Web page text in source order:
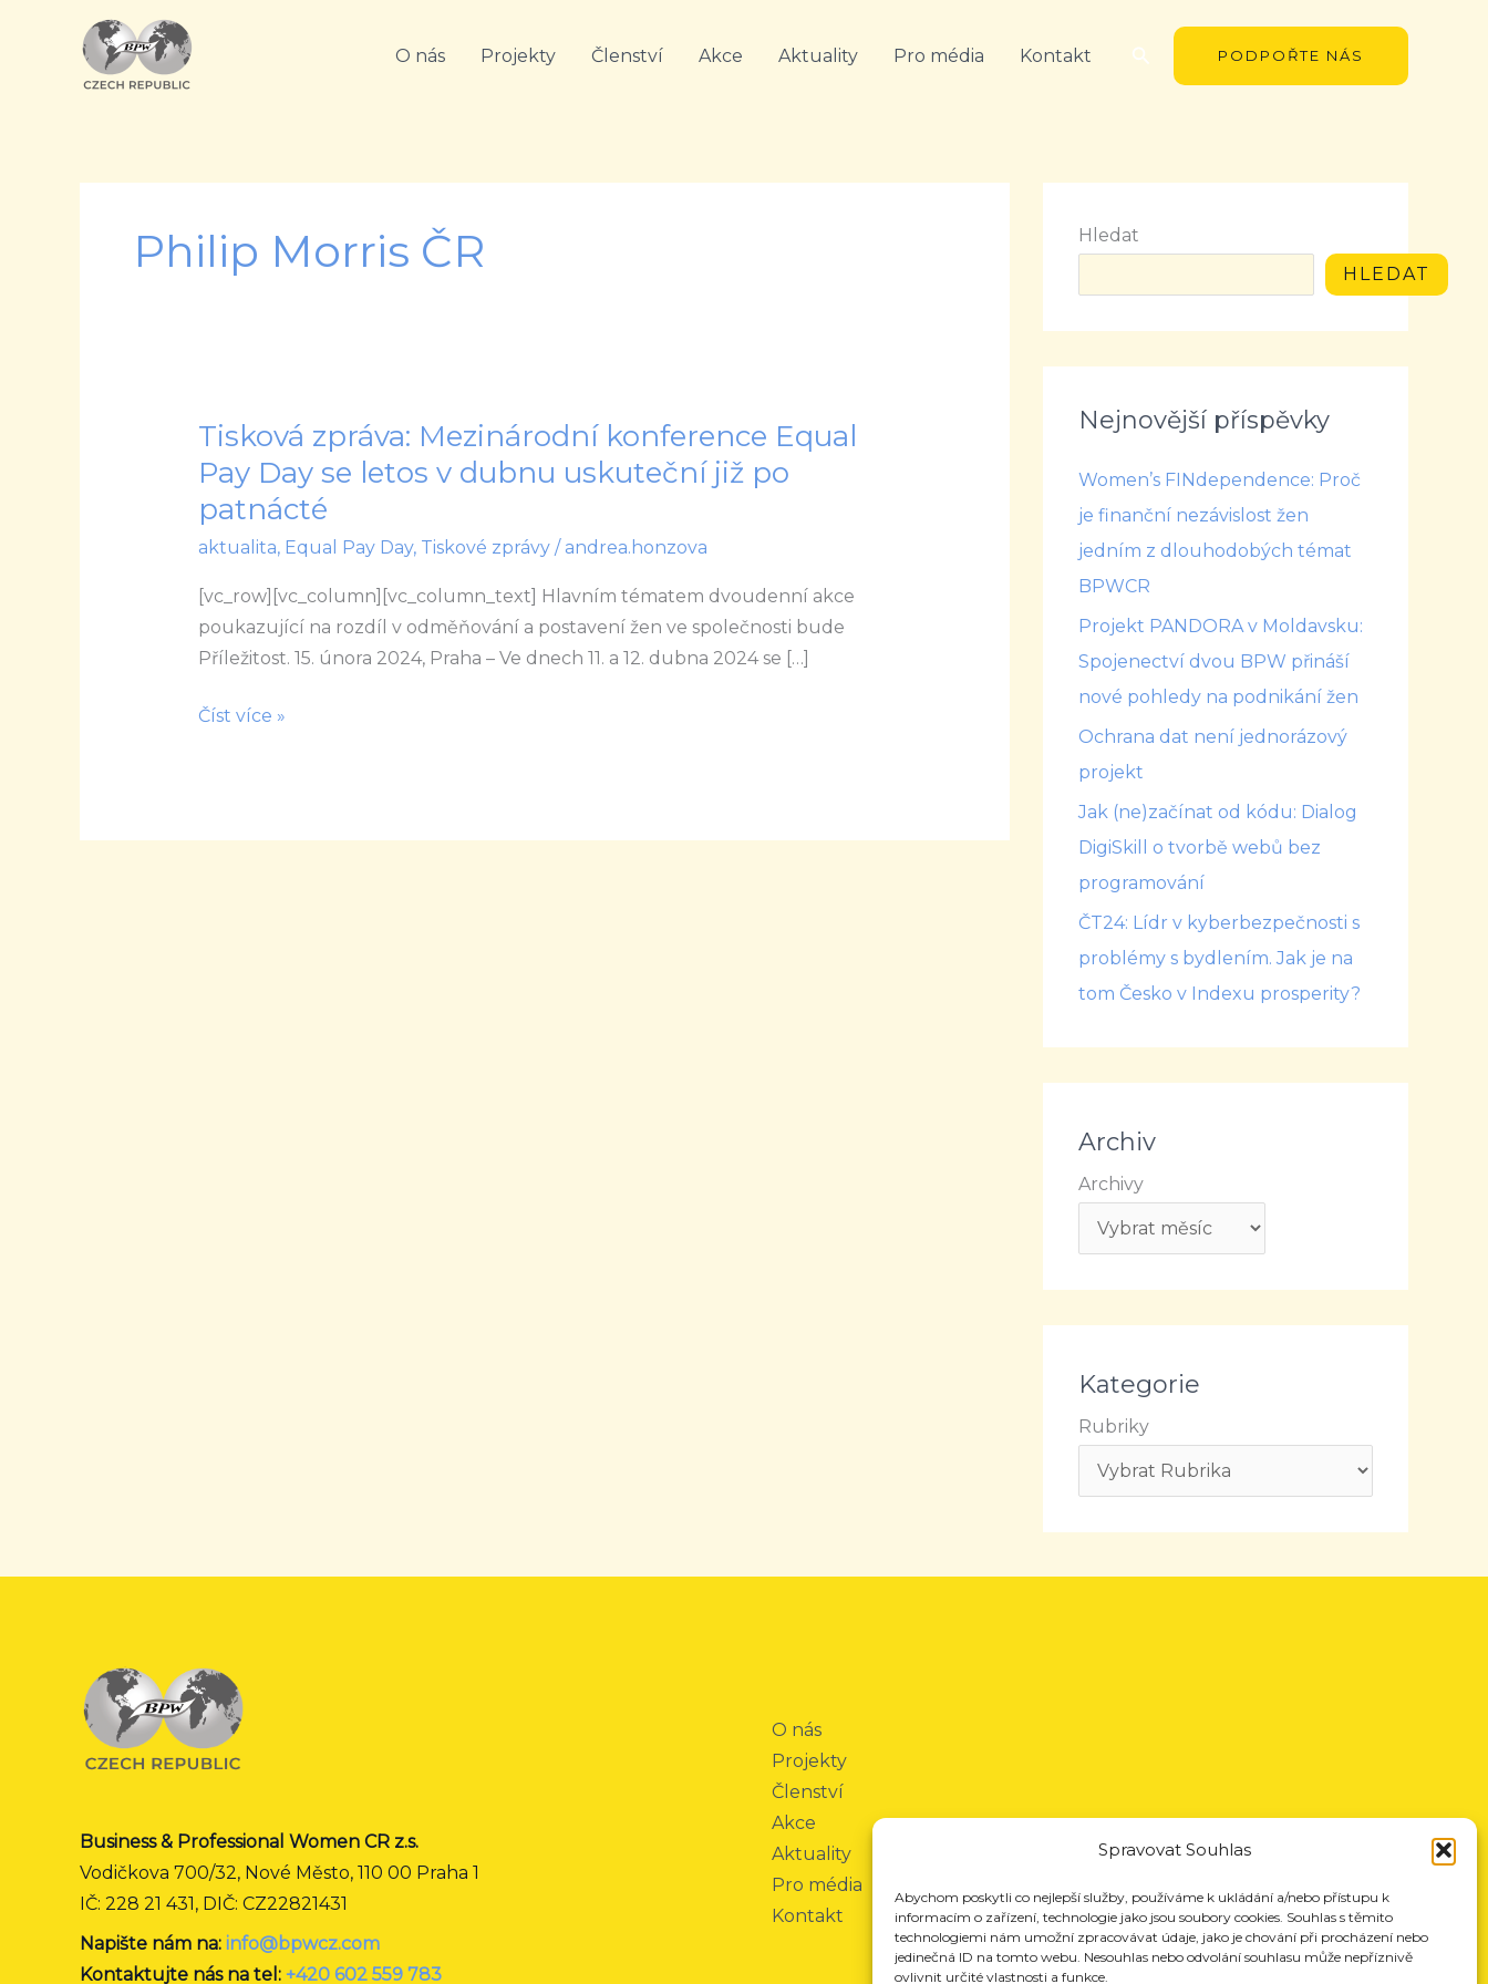
Spravovat Souhlas
Abychom poskytli co nejlepší služby, používáme k ukládání a/nebo přístupu k
informacím o zařízení, technologie jako jsou soubory cookies. Souhlas s těmito
technologiemi nám umožní zpracovávat údaje, jako je chování při procházení nebo
jedinečná ID na tomto webu. Nesouhlas nebo odvolání souhlasu může nepříznivě
ovlivnit určité vlastnosti a funkce.
O nás Projekty Členství Akce Aktuality Pro média Kontakt Hledat PODPOŘTE NÁS
Philip Morris ČR
Tisková zpráva: Mezinárodní konference Equal
Pay Day se letos v dubnu uskuteční již po
patnácté
aktualita, Equal Pay Day, Tiskové zprávy/ andrea.honzova
[vc_row][vc_column][vc_column_text] Hlavním tématem dvoudenní akce
poukazující na rozdíl v odměňování a postavení žen ve společnosti bude
Příležitost. 15. února 2024, Praha – Ve dnech 11. a 12. dubna 2024 se […]
Tisková
zpráva:
Mezinárodní
konference
Equal
Pay
Day
se
v
po
Číst více »
Hledat
HLEDAT
Nejnovější příspěvky
Women’s FINdependence: Proč
je finanční nezávislost žen
jedním z dlouhodobých témat
BPWCR
Projekt PANDORA v Moldavsku:
Spojenectví dvou BPW přináší
nové pohledy na podnikání žen
Ochrana dat není jednorázový
projekt
Jak (ne)začínat od kódu: Dialog
DigiSkill o tvorbě webů bez
programování
ČT24: Lídr v kyberbezpečnosti s
problémy s bydlením. Jak je na
tom Česko v Indexu prosperity?
Archiv
Archivy
Kategorie
Rubriky
Business & Professional Women CR z.s.
Vodičkova 700/32, Nové Město, 110 00 Praha 1
IČ: 228 21 431, DIČ: CZ22821431
Napište nám na: info@bpwcz.com
Kontaktujte nás na tel: +420 602 559 783
O nás
Projekty
Členství
Akce
Aktuality
Pro média
Kontakt